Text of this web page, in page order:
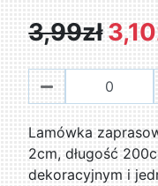
3,99zł
Lamówka
2cm, długość
dekoracyjnym i